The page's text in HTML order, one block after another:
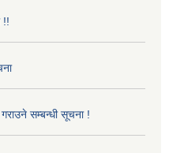
!!
सम्बन्धी सूचना !